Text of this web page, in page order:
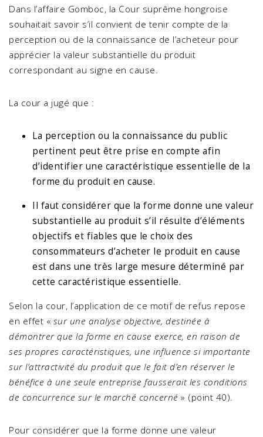
Dans l’affaire Gömböc, la Cour suprême hongroise
souhaitait savoir s’il convient de tenir compte de la
perception ou de la connaissance de l’acheteur pour
apprécier la valeur substantielle du produit
correspondant au signe en cause.
La cour a jugé que :
La perception ou la connaissance du public
pertinent peut être prise en compte afin
d’identifier une caractéristique essentielle de la
forme du produit en cause.
Il faut considérer que la forme donne une valeur
substantielle au produit s’il résulte d’éléments
objectifs et fiables que le choix des
consommateurs d’acheter le produit en cause
est dans une très large mesure déterminé par
cette caractéristique essentielle.
Selon la cour, l’application de ce motif de refus repose
en effet « sur une analyse objective, destinée à
démontrer que la forme en cause exerce, en raison de
ses propres caractéristiques, une influence si importante
sur l’attractivité du produit que le fait d’en réserver le
bénéfice à une seule entreprise fausserait les conditions
de concurrence sur le marché concerné » (point 40).
Pour considérer que la forme donne une valeur